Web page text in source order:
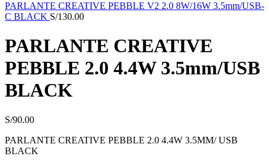
PARLANTE CREATIVE PEBBLE V2 2.0 8W/16W 3.5mm/USB-
C BLACK S/130.00
PARLANTE CREATIVE
PEBBLE 2.0 4.4W 3.5mm/USB
BLACK
S/90.00
PARLANTE CREATIVE PEBBLE 2.0 4.4W 3.5MM/ USB
BLACK